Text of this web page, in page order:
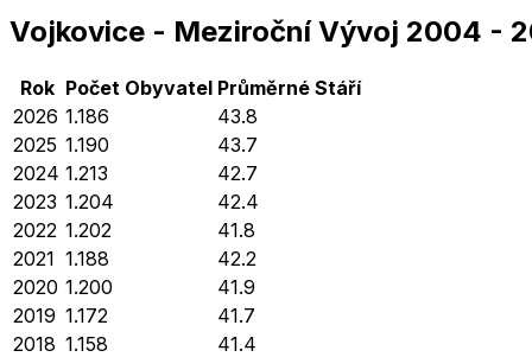
Vojkovice - Meziroční Vývoj 2004 -
Rok Počet Obyvatel Průměrné Stáří
2026 1.186
43.8
2025 1.190
43.7
2024 1.213
42.7
2023 1.204
42.4
2022 1.202
41.8
2021 1.188
42.2
2020 1.200
41.9
2019 1.172
41.7
2018 1.158
41.4